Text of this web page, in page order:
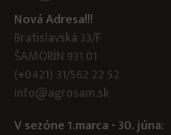
Nová Adresa!!!
Bratislavská 33/F
ŠAMORÍN 931 01
(+0421) 31/562 22 52
info@agrosam.sk
V sezóne 1.marca - 30. júna: